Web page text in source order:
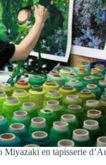
Miyazaki en tapisserie